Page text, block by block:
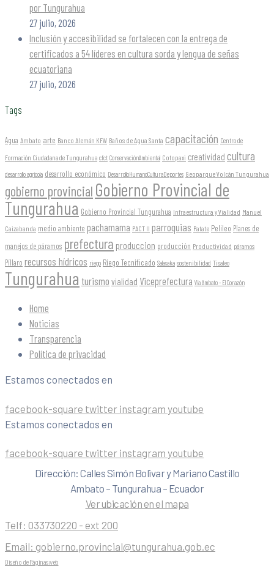
por Tungurahua
27 julio, 2026
Inclusión y accesibilidad se fortalecen con la entrega de
certificados a 54 líderes en cultura sorda y lengua de señas
ecuatoriana
27 julio, 2026
Tags
Agua Ambato arte Banco Alemán KFW Baños de Agua Santa capacitación Centro de
Formación Ciudadana de Tungurahua cfct ConservaciónAmbiental Cotopaxi creatividad cultura
desarrollo agrícola desarrollo económico DesarrolloHumanoCulturaDeportes Geoparque Volcán Tungurahua
gobierno provincial Gobierno Provincial de
Tungurahua Gobierno Provincial Tungurahua Infraestructura y Vialidad Manuel
Caizabanda medio ambiente pachamama PACT II parroquias Patate Pelileo Planes de
manejos de páramos prefectura produccion producción Productividad páramos
Píllaro recursos hídricos riego Riego Tecnificado Salasaka sostenibilidad Tisaleo
Tungurahua turismo vialidad Viceprefectura Vía Ambato - El Corazón
Home
Noticias
Transparencia
Política de privacidad
Estamos conectados en
facebook-square twitter instagram youtube
Estamos conectados en
facebook-square twitter instagram youtube
Dirección: Calles Simón Bolivar y Mariano Castillo
Ambato – Tungurahua – Ecuador
Ver ubicación en el mapa
Telf: 033730220 - ext 200
Email: gobierno.provincial@tungurahua.gob.ec
Diseño de Páginas web